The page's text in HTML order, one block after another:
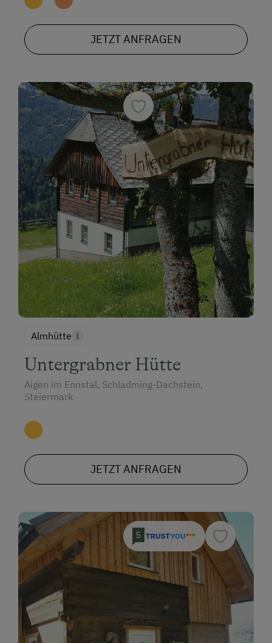
JETZT ANFRAGEN
Almhütte
Untergrabner Hütte
Aigen im Ennstal, Schladming-Dachstein,
Steiermark
JETZT ANFRAGEN
5